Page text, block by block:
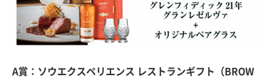
A賞：ソウエクスペリエンス レストランギフト（BROW